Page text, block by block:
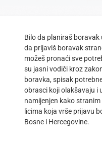
Bilo da planiraš boravak
da prijaviš boravak
možeš pronaći sve
su jasni vodiči kroz
boravka, spisak
obrasci koji olakšavaju i
namijenjen kako
licima koja vrše prijavu
Bosne i Hercegovine.